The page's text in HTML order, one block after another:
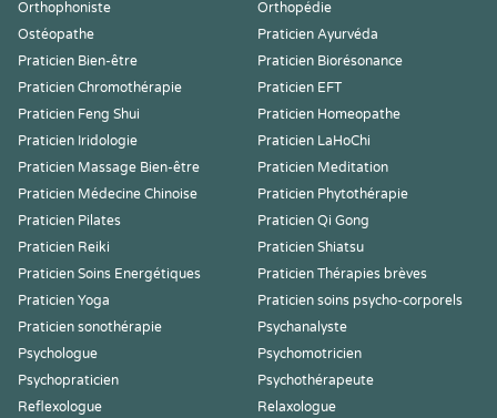
Orthophoniste
Orthopédie
Ostéopathe
Praticien Ayurvéda
Praticien Bien-être
Praticien Biorésonance
Praticien Chromothérapie
Praticien EFT
Praticien Feng Shui
Praticien Homeopathe
Praticien Iridologie
Praticien LaHoChi
Praticien Massage Bien-être
Praticien Meditation
Praticien Médecine Chinoise
Praticien Phytothérapie
Praticien Pilates
Praticien Qi Gong
Praticien Reiki
Praticien Shiatsu
Praticien Soins Energétiques
Praticien Thérapies brèves
Praticien Yoga
Praticien soins psycho-corporels
Praticien sonothérapie
Psychanalyste
Psychologue
Psychomotricien
Psychopraticien
Psychothérapeute
Reflexologue
Relaxologue